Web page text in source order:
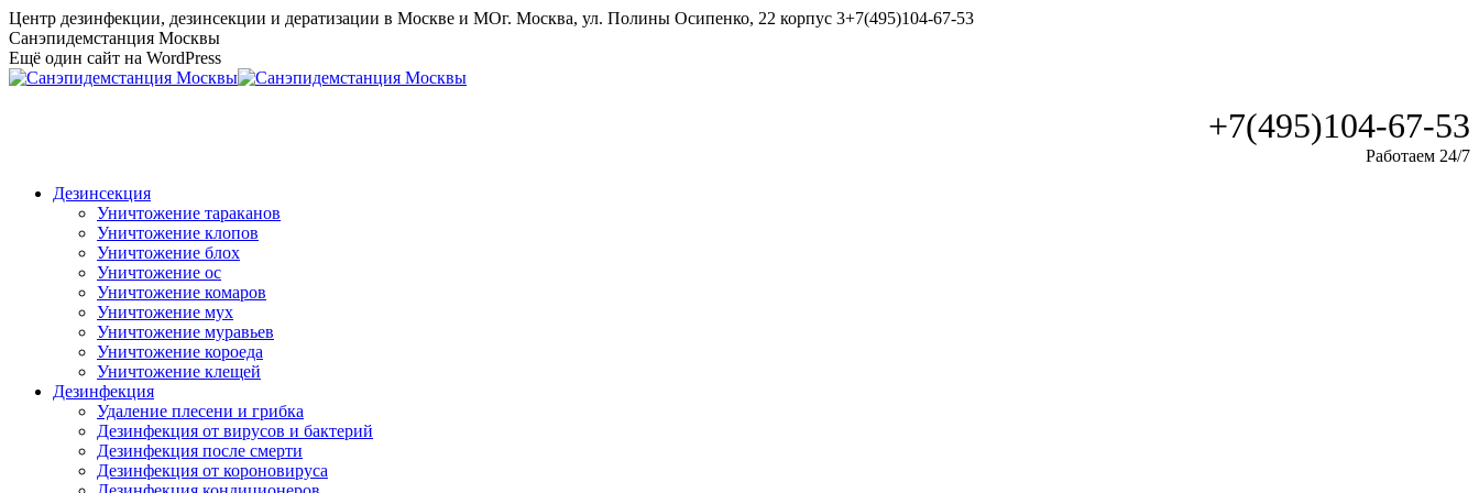
Перейти
к
содержанию
Центр дезинфекции, дезинсекции и дератизации в Москве и МОг. Москва, ул. Полины Осипенко, 22 корпус 3+7(495)104-67-53
Санэпидемстанция Москвы
Ещё один сайт на WordPress
+7(495)104-67-53
Работаем 24/7
Дезинсекция
Уничтожение тараканов
Уничтожение клопов
Уничтожение блох
Уничтожение ос
Уничтожение комаров
Уничтожение мух
Уничтожение муравьев
Уничтожение короеда
Уничтожение клещей
Дезинфекция
Удаление плесени и грибка
Дезинфекция от вирусов и бактерий
Дезинфекция после смерти
Дезинфекция от короновируса